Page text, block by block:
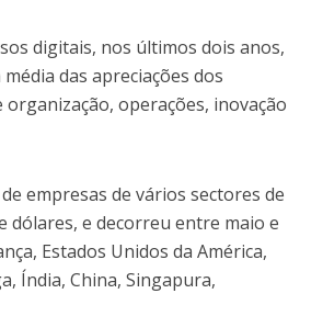
digitais, nos últimos dois anos,
das apreciações dos
operações, inovação
empresas de vários sectores de
dólares, e decorreu entre maio e
Estados Unidos da América,
Índia, China, Singapura,